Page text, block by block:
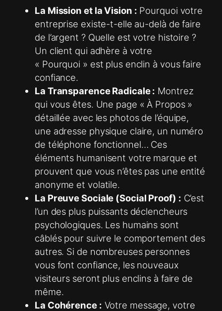
La Mission et la Vision : Pourquoi votre
entreprise existe-t-elle au-delà de faire
de l’argent ? Quelle est votre histoire ?
Un client qui adhère à votre
« Pourquoi » est plus enclin à vous faire
confiance.
La Transparence Radicale : Montrez
qui vous êtes. Une page « À Propos »
détaillée avec les photos de l’équipe,
une adresse physique claire, un numéro
de téléphone fonctionnel… Ces
éléments humanisent votre marque et
prouvent que vous n’êtes pas une entité
anonyme et volatile.
La Preuve Sociale (Social Proof) : C’est
l’un des plus puissants déclencheurs
psychologiques. Les humains sont
câblés pour suivre le comportement des
autres. Si de nombreuses personnes
vous font confiance, les nouveaux
visiteurs seront plus enclins à faire de
même.
La Cohérence : Votre message, votre